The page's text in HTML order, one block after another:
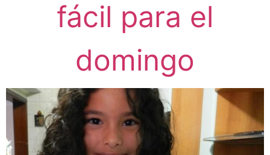
fácil para el
domingo